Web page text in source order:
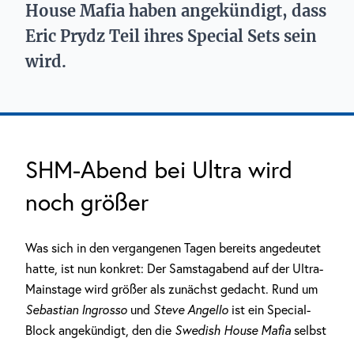
House Mafia haben angekündigt, dass
Eric Prydz Teil ihres Special Sets sein
wird.
SHM-Abend bei Ultra wird
noch größer
Was sich in den vergangenen Tagen bereits angedeutet
hatte, ist nun konkret: Der Samstagabend auf der Ultra-
Mainstage wird größer als zunächst gedacht. Rund um
Sebastian Ingrosso und Steve Angello ist ein Special-
Block angekündigt, den die Swedish House Mafia selbst